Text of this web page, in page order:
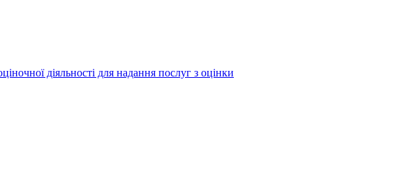
діяльності для надання послуг з оцінки